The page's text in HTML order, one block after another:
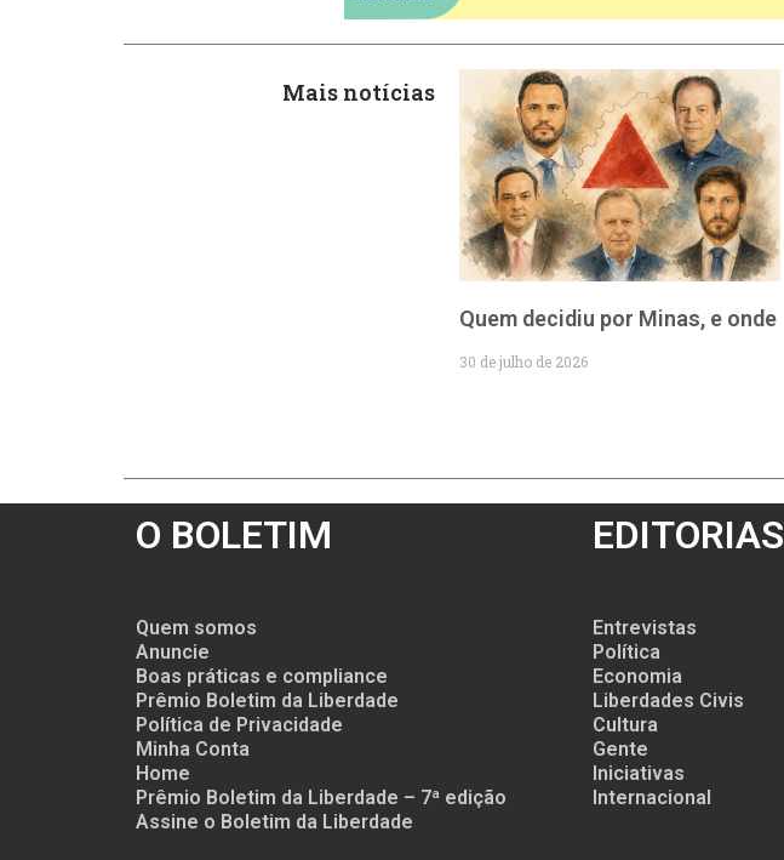
Mais notícias
Quem decidiu por Minas, e onde
30 de julho de 2026
O BOLETIM
Quem somos
Anuncie
Boas práticas e compliance
Prêmio Boletim da Liberdade
Política de Privacidade
Minha Conta
Home
Prêmio Boletim da Liberdade – 7ª edição
Assine o Boletim da Liberdade
EDITORIAS
Entrevistas
Política
Economia
Liberdades Civis
Cultura
Gente
Iniciativas
Internacional